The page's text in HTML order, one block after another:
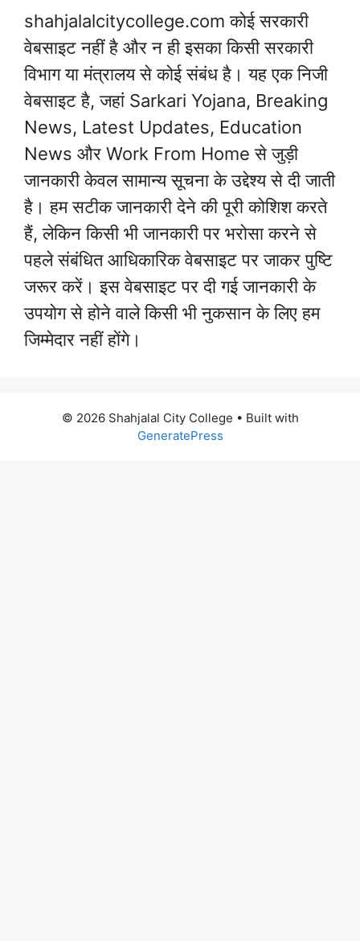
shahjalalcitycollege.com कोई सरकारी
वेबसाइट नहीं है और न ही इसका किसी सरकारी
विभाग या मंत्रालय से कोई संबंध है। यह एक निजी
वेबसाइट है, जहां Sarkari Yojana, Breaking
News, Latest Updates, Education
News और Work From Home से जुड़ी
जानकारी केवल सामान्य सूचना के उद्देश्य से दी जाती
है। हम सटीक जानकारी देने की पूरी कोशिश करते
हैं, लेकिन किसी भी जानकारी पर भरोसा करने से
पहले संबंधित आधिकारिक वेबसाइट पर जाकर पुष्टि
जरूर करें। इस वेबसाइट पर दी गई जानकारी के
उपयोग से होने वाले किसी भी नुकसान के लिए हम
जिम्मेदार नहीं होंगे।
© 2026 Shahjalal City College • Built with
GeneratePress